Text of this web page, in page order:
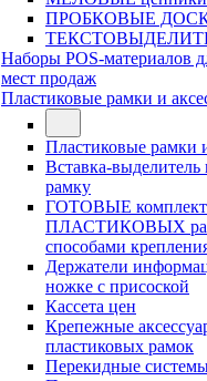
ПРОБКОВЫЕ
Наборы POS-материалов
мест продаж
Пластиковые рамки и
Пластиковые рамки
Вставка-выделитель
рамку
ГОТОВЫЕ
ПЛАСТИКОВЫХ
способами
Держатели
ножке с присоской
Кассета цен
Крепежные
пластиковых рамок
Перекидные